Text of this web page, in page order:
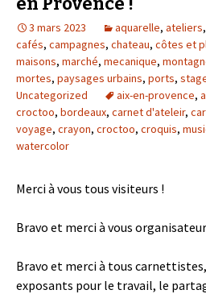
3 mars 2023 aquarelle, ateliers,
cafés, campagnes, chateau, côtes et
maisons, marché, mecanique,
mortes, paysages urbains, ports,
Uncategorized
aix-en-provence,
croctoo, bordeaux, carnet d'ateleir,
voyage, crayon, croctoo, croquis,
watercolor
Merci à vous tous visiteurs !
Bravo et merci à vous
Bravo et merci à tous
exposants pour le travail, le